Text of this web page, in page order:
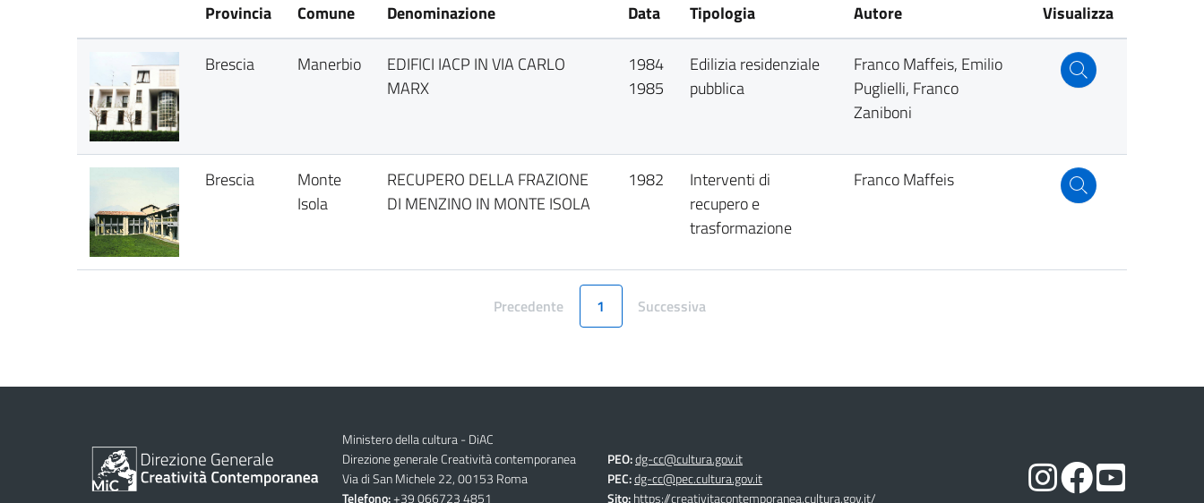
Provincia Comune Denominazione Data Tipologia Autore Visualizza
Brescia Manerbio
EDIFICI IACP IN VIA CARLO
MARX
1984
1985
Edilizia residenziale
pubblica
Franco Maffeis, Emilio
Puglielli, Franco
Zaniboni
Brescia
Monte
Isola
RECUPERO DELLA FRAZIONE
DI MENZINO IN MONTE ISOLA
1982
Interventi di
recupero e
trasformazione
Franco Maffeis
Pagina
Precedente 1 Pagina
Successiva
Ministero della cultura - DiAC
Direzione generale Creatività contemporanea
Via di San Michele 22, 00153 Roma
Telefono:+39 066723 4851
PEO:dg-cc@cultura.gov.it
PEC:dg-cc@pec.cultura.gov.it
Sito:https://creativitacontemporanea.cultura.gov.it/